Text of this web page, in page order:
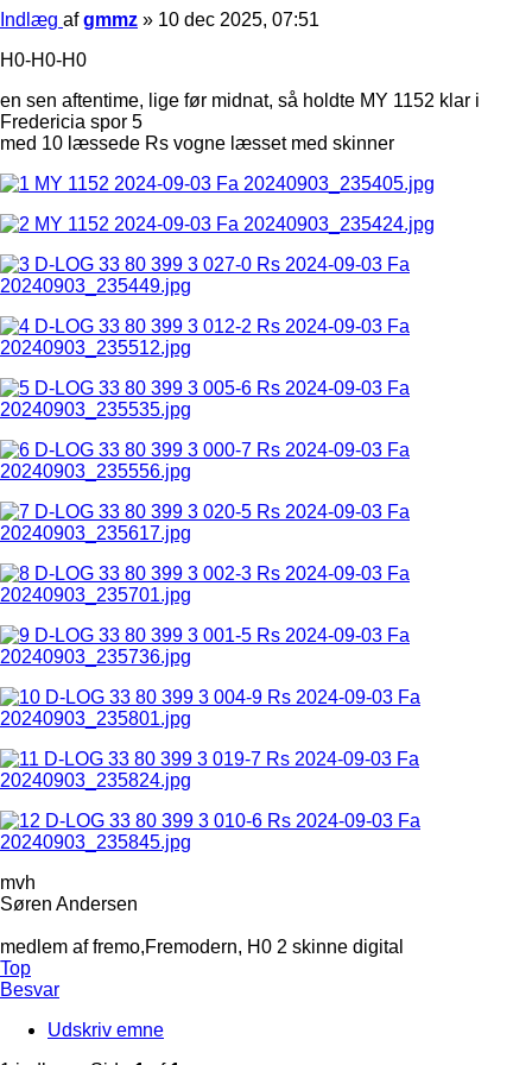
Indlæg afgmmz » 10 dec 2025, 07:51
H0-H0-H0
en sen aftentime, lige før midnat, så holdte MY 1152 klar i
Fredericia spor 5
med 10 læssede Rs vogne læsset med skinner
mvh
Søren Andersen
medlem af fremo,Fremodern, H0 2 skinne digital
Top
Besvar
Udskriv emne